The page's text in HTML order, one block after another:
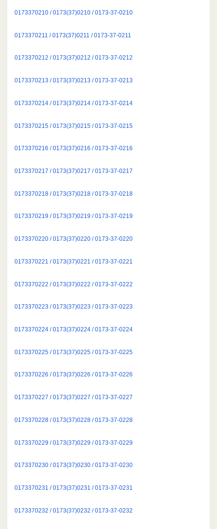
0173370210 / 0173(37)0210 / 0173-37-0210
0173370211 / 0173(37)0211 / 0173-37-0211
0173370212 / 0173(37)0212 / 0173-37-0212
0173370213 / 0173(37)0213 / 0173-37-0213
0173370214 / 0173(37)0214 / 0173-37-0214
0173370215 / 0173(37)0215 / 0173-37-0215
0173370216 / 0173(37)0216 / 0173-37-0216
0173370217 / 0173(37)0217 / 0173-37-0217
0173370218 / 0173(37)0218 / 0173-37-0218
0173370219 / 0173(37)0219 / 0173-37-0219
0173370220 / 0173(37)0220 / 0173-37-0220
0173370221 / 0173(37)0221 / 0173-37-0221
0173370222 / 0173(37)0222 / 0173-37-0222
0173370223 / 0173(37)0223 / 0173-37-0223
0173370224 / 0173(37)0224 / 0173-37-0224
0173370225 / 0173(37)0225 / 0173-37-0225
0173370226 / 0173(37)0226 / 0173-37-0226
0173370227 / 0173(37)0227 / 0173-37-0227
0173370228 / 0173(37)0228 / 0173-37-0228
0173370229 / 0173(37)0229 / 0173-37-0229
0173370230 / 0173(37)0230 / 0173-37-0230
0173370231 / 0173(37)0231 / 0173-37-0231
0173370232 / 0173(37)0232 / 0173-37-0232